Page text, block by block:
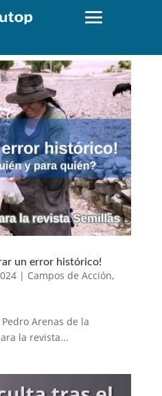
un error histórico!
| Campos de Acción,
Arenas de la
la revista...